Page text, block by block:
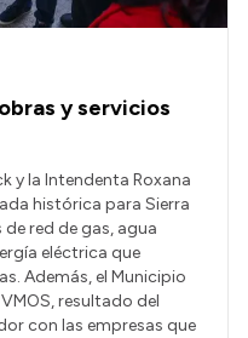
y servicios
y la Intendenta Roxana
histórica para Sierra
red de gas, agua
eléctrica que
Además, el Municipio
resultado del
con las empresas que